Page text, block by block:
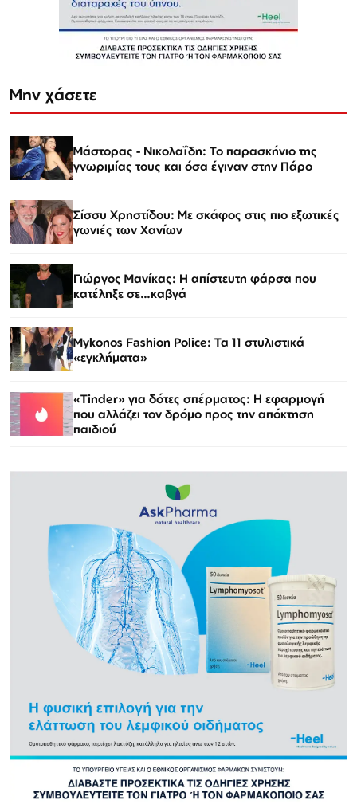
Μην χάσετε
Μάστορας - Νικολαΐδη: Το παρασκήνιο της
γνωριμίας τους και όσα έγιναν στην Πάρο
Σίσσυ Χρηστίδου: Με σκάφος στις πιο εξωτικές
γωνιές των Χανίων
Γιώργος Μανίκας: Η απίστευτη φάρσα που
κατέληξε σε…καβγά
Mykonos Fashion Police: Τα 11 στυλιστικά
«εγκλήματα»
«Tinder» για δότες σπέρματος: Η εφαρμογή
που αλλάζει τον δρόμο προς την απόκτηση
παιδιού